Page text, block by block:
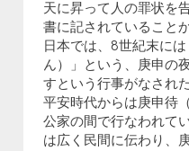
天に昇って人の罪状を
書に記されていること
日本では、8世紀末に
ん）」という、庚申の
すという行事がなされ
平安時代からは庚申待
公家の間で行なわれて
は広く民間に伝わり、